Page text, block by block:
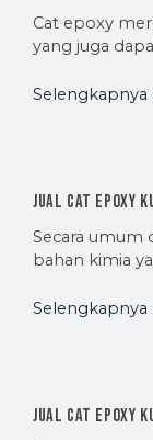
Cat epoxy
yang juga
Selengkapnya
Jual Cat Epoxy
Secara umum
bahan kimia
Selengkapnya
Jual Cat Epoxy